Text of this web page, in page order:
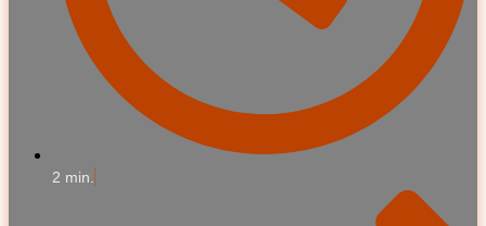
2 min.